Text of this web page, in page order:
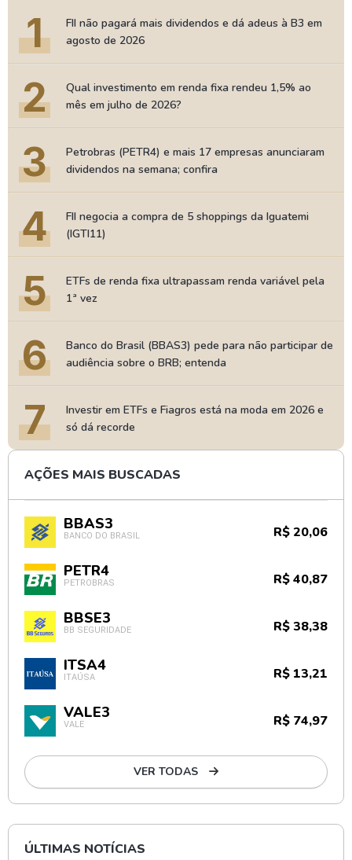
1
FII não pagará mais dividendos e dá adeus à B3 em
agosto de 2026
2
Qual investimento em renda fixa rendeu 1,5% ao
mês em julho de 2026?
3
Petrobras (PETR4) e mais 17 empresas anunciaram
dividendos na semana; confira
4
FII negocia a compra de 5 shoppings da Iguatemi
(IGTI11)
5
ETFs de renda fixa ultrapassam renda variável pela
1ª vez
6
Banco do Brasil (BBAS3) pede para não participar de
audiência sobre o BRB; entenda
7
Investir em ETFs e Fiagros está na moda em 2026 e
só dá recorde
AÇÕES MAIS BUSCADAS
BBAS3
BANCO DO BRASIL R$ 20,06
PETR4
PETROBRAS R$ 40,87
BBSE3
BB SEGURIDADE R$ 38,38
ITSA4
ITAÚSA R$ 13,21
VALE3
VALE R$ 74,97
VER TODAS
ÚLTIMAS NOTÍCIAS